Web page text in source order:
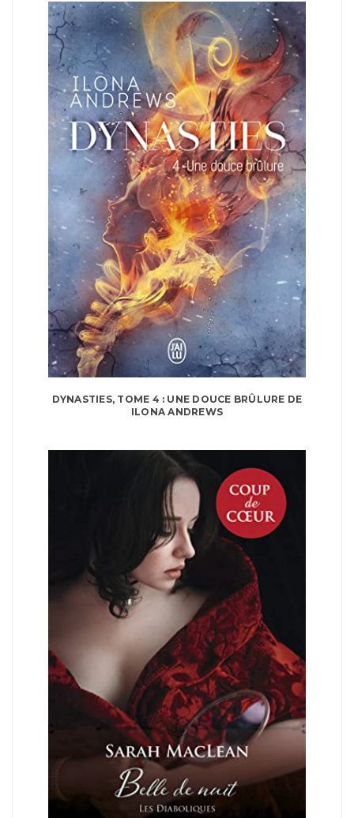
DYNASTIES, TOME 4 : UNE DOUCE BRÛLURE DE
ILONA ANDREWS